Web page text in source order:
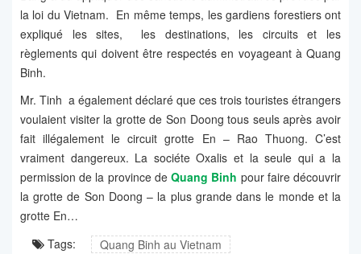
la loi du Vietnam. En même temps, les gardiens forestiers ont
expliqué les sites, les destinations, les circuits et les
règlements qui doivent être respectés en voyageant à Quang
Binh.
Mr. Tinh a également déclaré que ces trois touristes étrangers
voulaient visiter la grotte de Son Doong tous seuls après avoir
fait illégalement le circuit grotte En – Rao Thuong. C’est
vraiment dangereux. La sociéte Oxalis et la seule qui a la
permission de la province deQuang Binh pour faire découvrir
la grotte de Son Doong – la plus grande dans le monde et la
grotte En…
Tags:
Quang Binh au Vietnam